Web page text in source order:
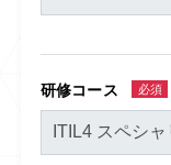
研修コース 必須